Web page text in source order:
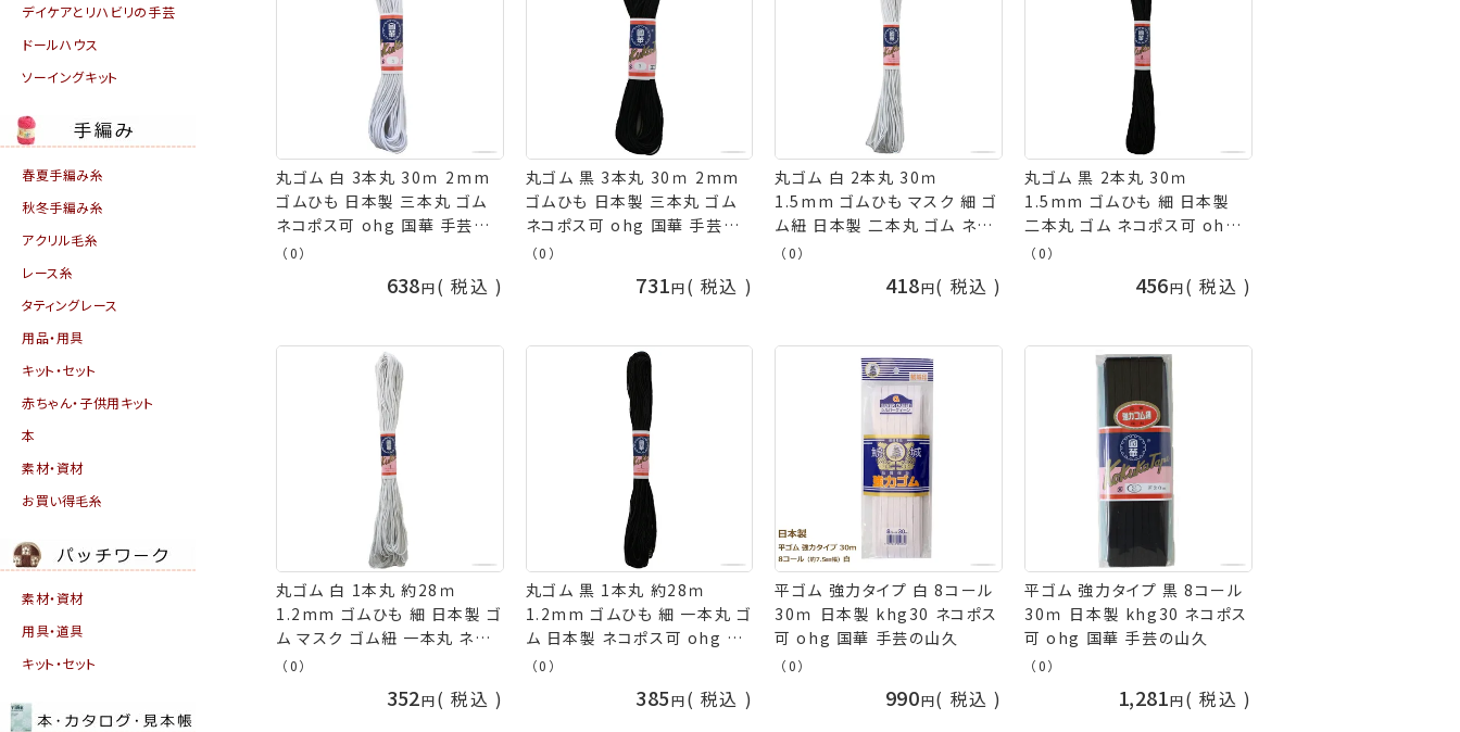
デイケアとリハビリの手芸
ドールハウス
ソーイングキット
春夏手編み糸
秋冬手編み糸
アクリル毛糸
レース糸
タティングレース
用品・用具
キット・セット
赤ちゃん・子供用キット
本
素材・資材
お買い得毛糸
素材・資材
用具・道具
キット・セット
丸ゴム 白 3本丸 30ｍ 2mm
ゴムひも 日本製 三本丸 ゴム
ネコポス可 ohg 国華 手芸の
山久
（0）
638 税込
丸ゴム 黒 3本丸 30ｍ 2mm
ゴムひも 日本製 三本丸 ゴム
ネコポス可 ohg 国華 手芸の
山久
（0）
731 税込
丸ゴム 白 2本丸 30ｍ
1.5mm ゴムひも マスク 細 ゴ
ム紐 日本製 二本丸 ゴム ネコ
ポス可 ohg 国華 手芸の山久
（0）
418 税込
丸ゴム 黒 2本丸 30ｍ
1.5mm ゴムひも 細 日本製
二本丸 ゴム ネコポス可 ohg
国華 手芸の山久
（0）
456 税込
丸ゴム 白 1本丸 約28ｍ
1.2mm ゴムひも 細 日本製 ゴ
ム マスク ゴム紐 一本丸 ネコ
ポス可 ohg 国華 手芸の山久
（0）
352 税込
丸ゴム 黒 1本丸 約28ｍ
1.2mm ゴムひも 細 一本丸 ゴ
ム 日本製 ネコポス可 ohg 国
華 手芸の山久
（0）
385 税込
平ゴム 強力タイプ 白 8コール
30ｍ 日本製 khg30 ネコポス
可 ohg 国華 手芸の山久
（0）
990 税込
平ゴム 強力タイプ 黒 8コール
30ｍ 日本製 khg30 ネコポス
可 ohg 国華 手芸の山久
（0）
1,281 税込